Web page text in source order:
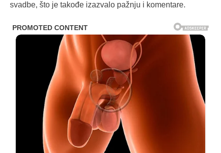
svadbe, što je takođe izazvalo pažnju i komentare.